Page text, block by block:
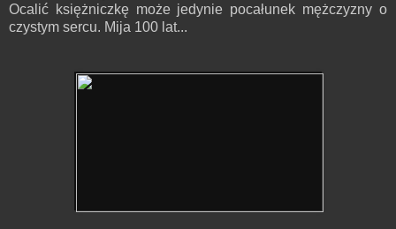
Ocalić księżniczkę może jedynie pocałunek mężczyzny o
czystym sercu. Mija 100 lat...